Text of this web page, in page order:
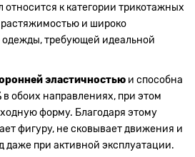
к категории трикотажных
и широко
одежды, требующей идеальной
эластичностью и способна
в обоих направлениях, при этом
форму. Благодаря этому
фигуру, не сковывает движения и
даже при активной эксплуатации.